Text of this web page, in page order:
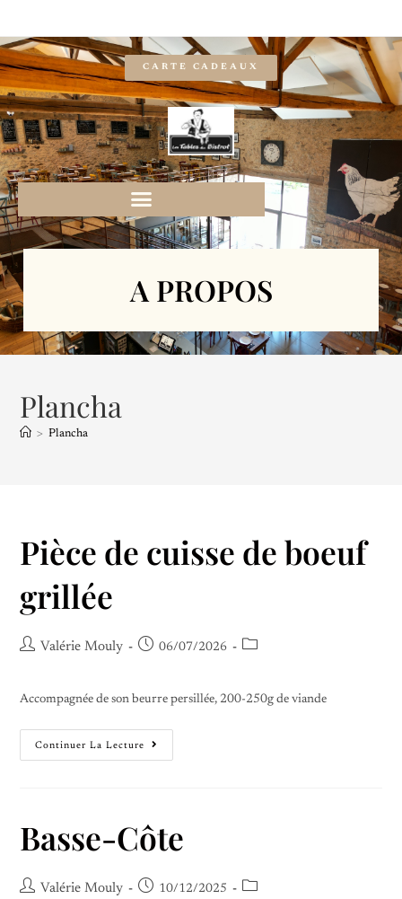
CARTE CADEAUX
A PROPOS
Plancha
> Plancha
Pièce de cuisse de boeuf
grillée
Valérie Mouly 06/07/2026
Accompagnée de son beurre persillée, 200-250g de viande
Continuer La Lecture
Basse-Côte
Valérie Mouly 10/12/2025